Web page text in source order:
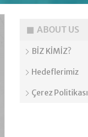
ABOUT US
BİZ KİMİZ?
Hedeflerimiz
Çerez Politikası